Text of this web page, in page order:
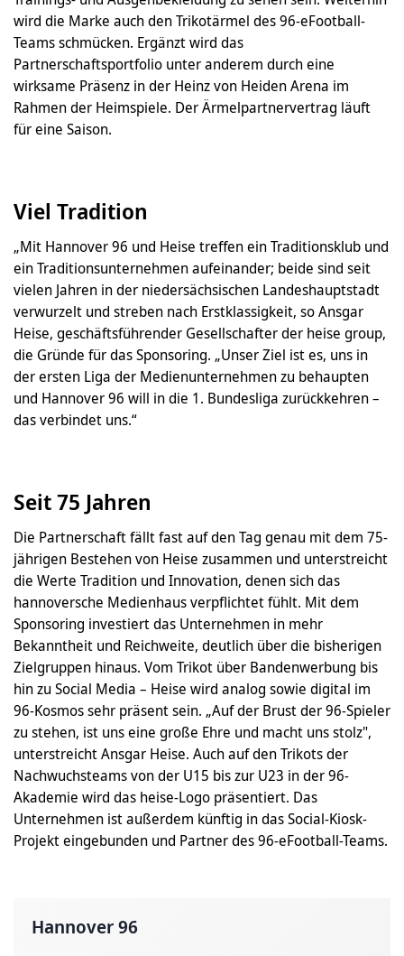
wird die Marke auch den Trikotärmel des 96-eFootball-
Teams schmücken. Ergänzt wird das
Partnerschaftsportfolio unter anderem durch eine
wirksame Präsenz in der Heinz von Heiden Arena im
Rahmen der Heimspiele. Der Ärmelpartnervertrag läuft
für eine Saison.
Viel Tradition
„Mit Hannover 96 und Heise treffen ein Traditionsklub und
ein Traditionsunternehmen aufeinander; beide sind seit
vielen Jahren in der niedersächsischen Landeshauptstadt
verwurzelt und streben nach Erstklassigkeit, so Ansgar
Heise, geschäftsführender Gesellschafter der heise group,
die Gründe für das Sponsoring. „Unser Ziel ist es, uns in
der ersten Liga der Medienunternehmen zu behaupten
und Hannover 96 will in die 1. Bundesliga zurückkehren –
das verbindet uns.“
Seit 75 Jahren
Die Partnerschaft fällt fast auf den Tag genau mit dem 75-
jährigen Bestehen von Heise zusammen und unterstreicht
die Werte Tradition und Innovation, denen sich das
hannoversche Medienhaus verpflichtet fühlt. Mit dem
Sponsoring investiert das Unternehmen in mehr
Bekanntheit und Reichweite, deutlich über die bisherigen
Zielgruppen hinaus. Vom Trikot über Bandenwerbung bis
hin zu Social Media – Heise wird analog sowie digital im
96-Kosmos sehr präsent sein. „Auf der Brust der 96-Spieler
zu stehen, ist uns eine große Ehre und macht uns stolz",
unterstreicht Ansgar Heise. Auch auf den Trikots der
Nachwuchsteams von der U15 bis zur U23 in der 96-
Akademie wird das heise-Logo präsentiert. Das
Unternehmen ist außerdem künftig in das Social-Kiosk-
Projekt eingebunden und Partner des 96-eFootball-Teams.
Hannover 96